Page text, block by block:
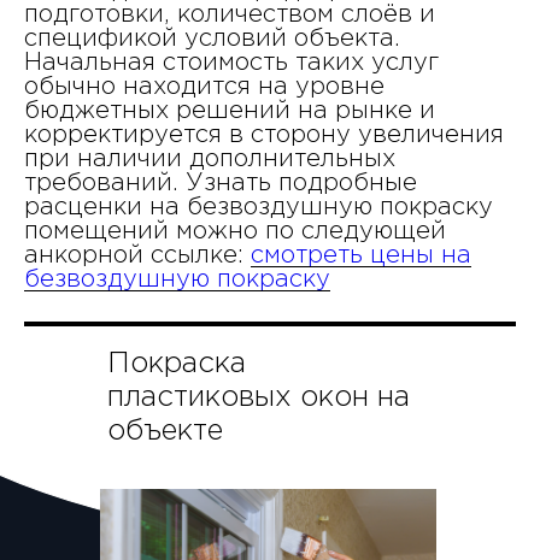
подготовки, количеством слоёв и
спецификой условий объекта.
Начальная стоимость таких услуг
обычно находится на уровне
бюджетных решений на рынке и
корректируется в сторону увеличения
при наличии дополнительных
требований. Узнать подробные
расценки на безвоздушную покраску
помещений можно по следующей
анкорной ссылке: смотреть цены на
безвоздушную покраску
Покраска
пластиковых окон на
объекте